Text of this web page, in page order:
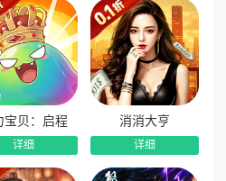
真充，累计抽奖额外再送，充值
资返利全免费激活，神器助你开
帝币，解锁帝尊特权，超高收益
专属神兵、限定鬼修、稀有时
宝贝：启程
详细
消消大亨
详细